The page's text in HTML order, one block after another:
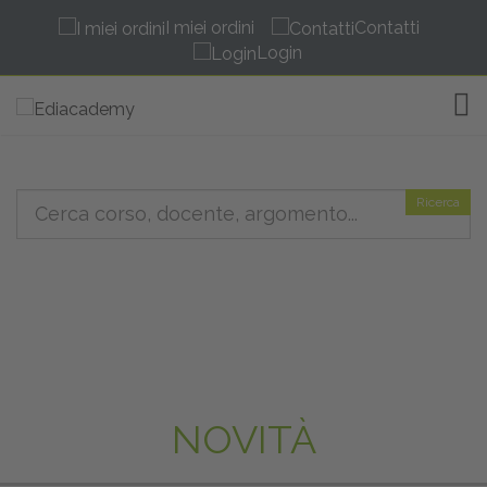
I miei ordini
Contatti
Login
Ricerca
NOVITÀ